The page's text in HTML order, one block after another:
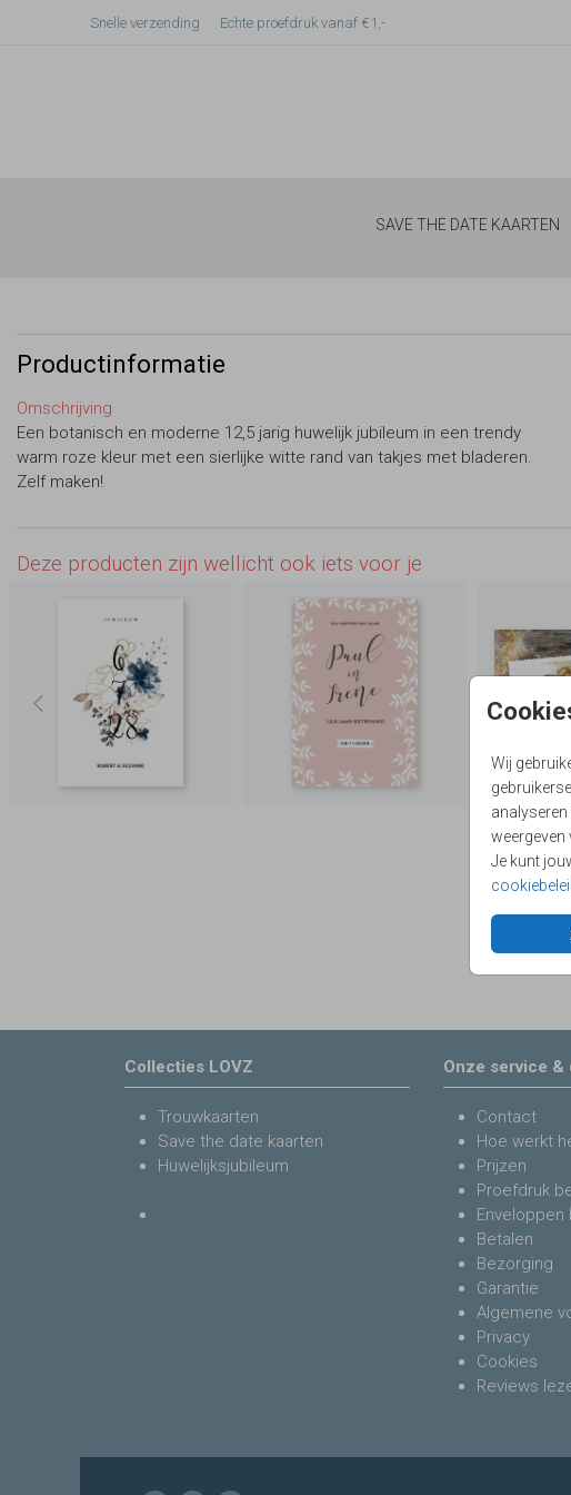
Snelle verzending Echte proefdruk vanaf €1,-
SAVE THE DATE KAARTEN
Wij
weergeven
Je kunt
Productinformatie
Omschrijving
Een botanisch en moderne 12,5 jarig huwelijk jubileum in een trendy
warm roze kleur met een sierlijke witte rand van takjes met bladeren.
Zelf maken!
Deze producten zijn wellicht ook iets voor je
Collecties LOVZ
Trouwkaarten
Save the date kaarten
Huwelijksjubileum
Onze service &
Contact
Hoe werkt
Prijzen
Proefdruk
Enveloppen
Betalen
Bezorging
Garantie
Algemene
Privacy
Cookies
Reviews